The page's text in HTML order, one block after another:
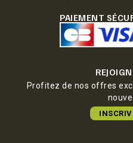
PAIEMENT
Profitez de nos offres